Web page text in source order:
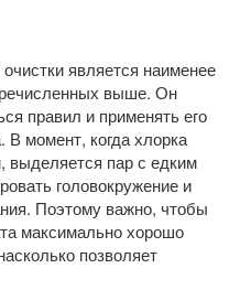
является наименее
выше. Он
правил и применять его
момент, когда хлорка
выделяется пар с едким
головокружение и
Поэтому важно, чтобы
максимально хорошо
позволяет